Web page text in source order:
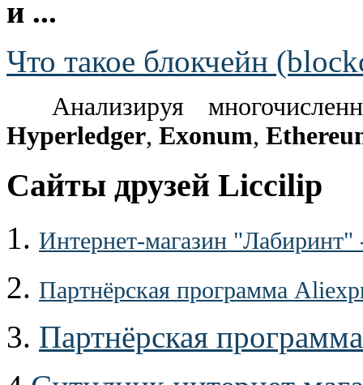
и ...
Что такое блокчейн
Анализируя
Hyperledger, Exonum,
Сайты друзей Liccilip
1. Интернет-магазин
2. Партнёрская программа
3. Партнёрская